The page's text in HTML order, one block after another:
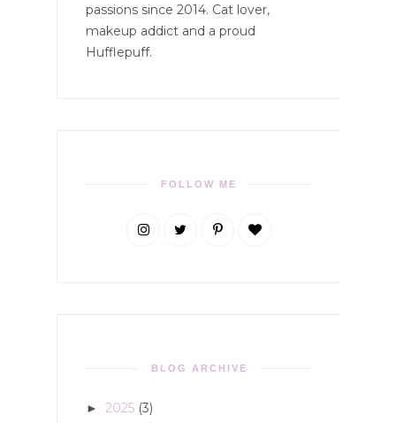
passions since 2014. Cat lover,
makeup addict and a proud
Hufflepuff.
FOLLOW ME
BLOG ARCHIVE
► 2025 (3)